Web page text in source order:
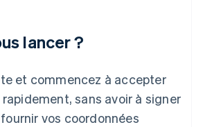
lancer ?
et commencez à accepter
sans avoir à signer
vos coordonnées